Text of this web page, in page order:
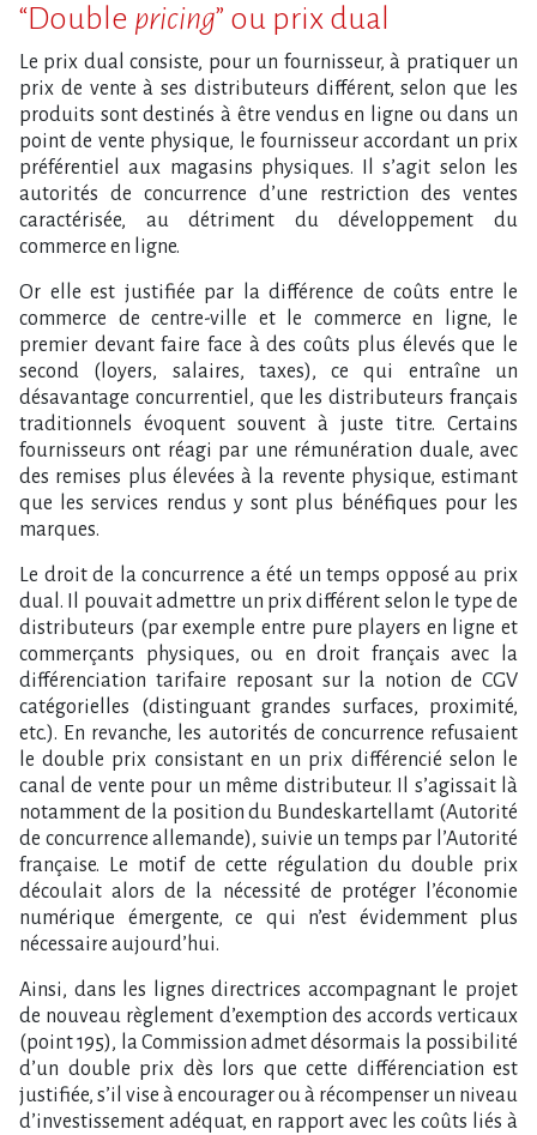
“Double pricing” ou prix dual
Le prix dual consiste, pour un fournisseur, à pratiquer un
prix de vente à ses distributeurs différent, selon que les
produits sont destinés à être vendus en ligne ou dans un
point de vente physique, le fournisseur accordant un prix
préférentiel aux magasins physiques. Il s’agit selon les
autorités de concurrence d’une restriction des ventes
caractérisée, au détriment du développement du
commerce en ligne.
Or elle est justifiée par la différence de coûts entre le
commerce de centre-ville et le commerce en ligne, le
premier devant faire face à des coûts plus élevés que le
second (loyers, salaires, taxes), ce qui entraîne un
désavantage concurrentiel, que les distributeurs français
traditionnels évoquent souvent à juste titre. Certains
fournisseurs ont réagi par une rémunération duale, avec
des remises plus élevées à la revente physique, estimant
que les services rendus y sont plus bénéfiques pour les
marques.
Le droit de la concurrence a été un temps opposé au prix
dual. Il pouvait admettre un prix différent selon le type de
distributeurs (par exemple entre pure players en ligne et
commerçants physiques, ou en droit français avec la
différenciation tarifaire reposant sur la notion de CGV
catégorielles (distinguant grandes surfaces, proximité,
etc.). En revanche, les autorités de concurrence refusaient
le double prix consistant en un prix différencié selon le
canal de vente pour un même distributeur. Il s’agissait là
notamment de la position du Bundeskartellamt (Autorité
de concurrence allemande), suivie un temps par l’Autorité
française. Le motif de cette régulation du double prix
découlait alors de la nécessité de protéger l’économie
numérique émergente, ce qui n’est évidemment plus
nécessaire aujourd’hui.
Ainsi, dans les lignes directrices accompagnant le projet
de nouveau règlement d’exemption des accords verticaux
(point 195), la Commission admet désormais la possibilité
d’un double prix dès lors que cette différenciation est
justifiée, s’il vise à encourager ou à récompenser un niveau
d’investissement adéquat, en rapport avec les coûts liés à